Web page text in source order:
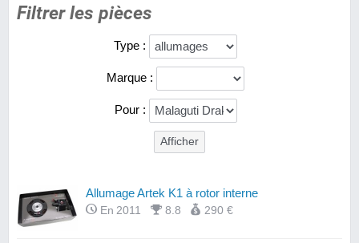
Filtrer les pièces
Type :
Marque :
Pour :
Allumage Artek K1 à rotor interne
En 2011 8.8 290 €